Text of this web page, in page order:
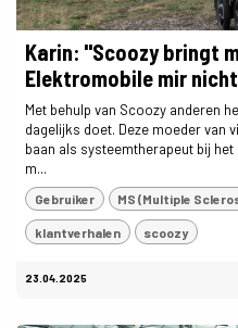
Karin: "Scoozy bringt
Elektromobile mir
Met behulp van Scoozy anderen
dagelijks doet. Deze moeder van
baan als systeemtherapeut bij het
m...
Gebruiker MS (Multiple
klantverhalen scoozy
23.04.2025